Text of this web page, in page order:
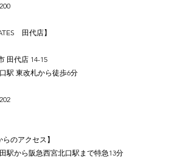
　田代店】
田代店 14-15
駅 東改札から徒歩6分
らのアクセス】
駅から阪急西宮北口駅まで特急13分